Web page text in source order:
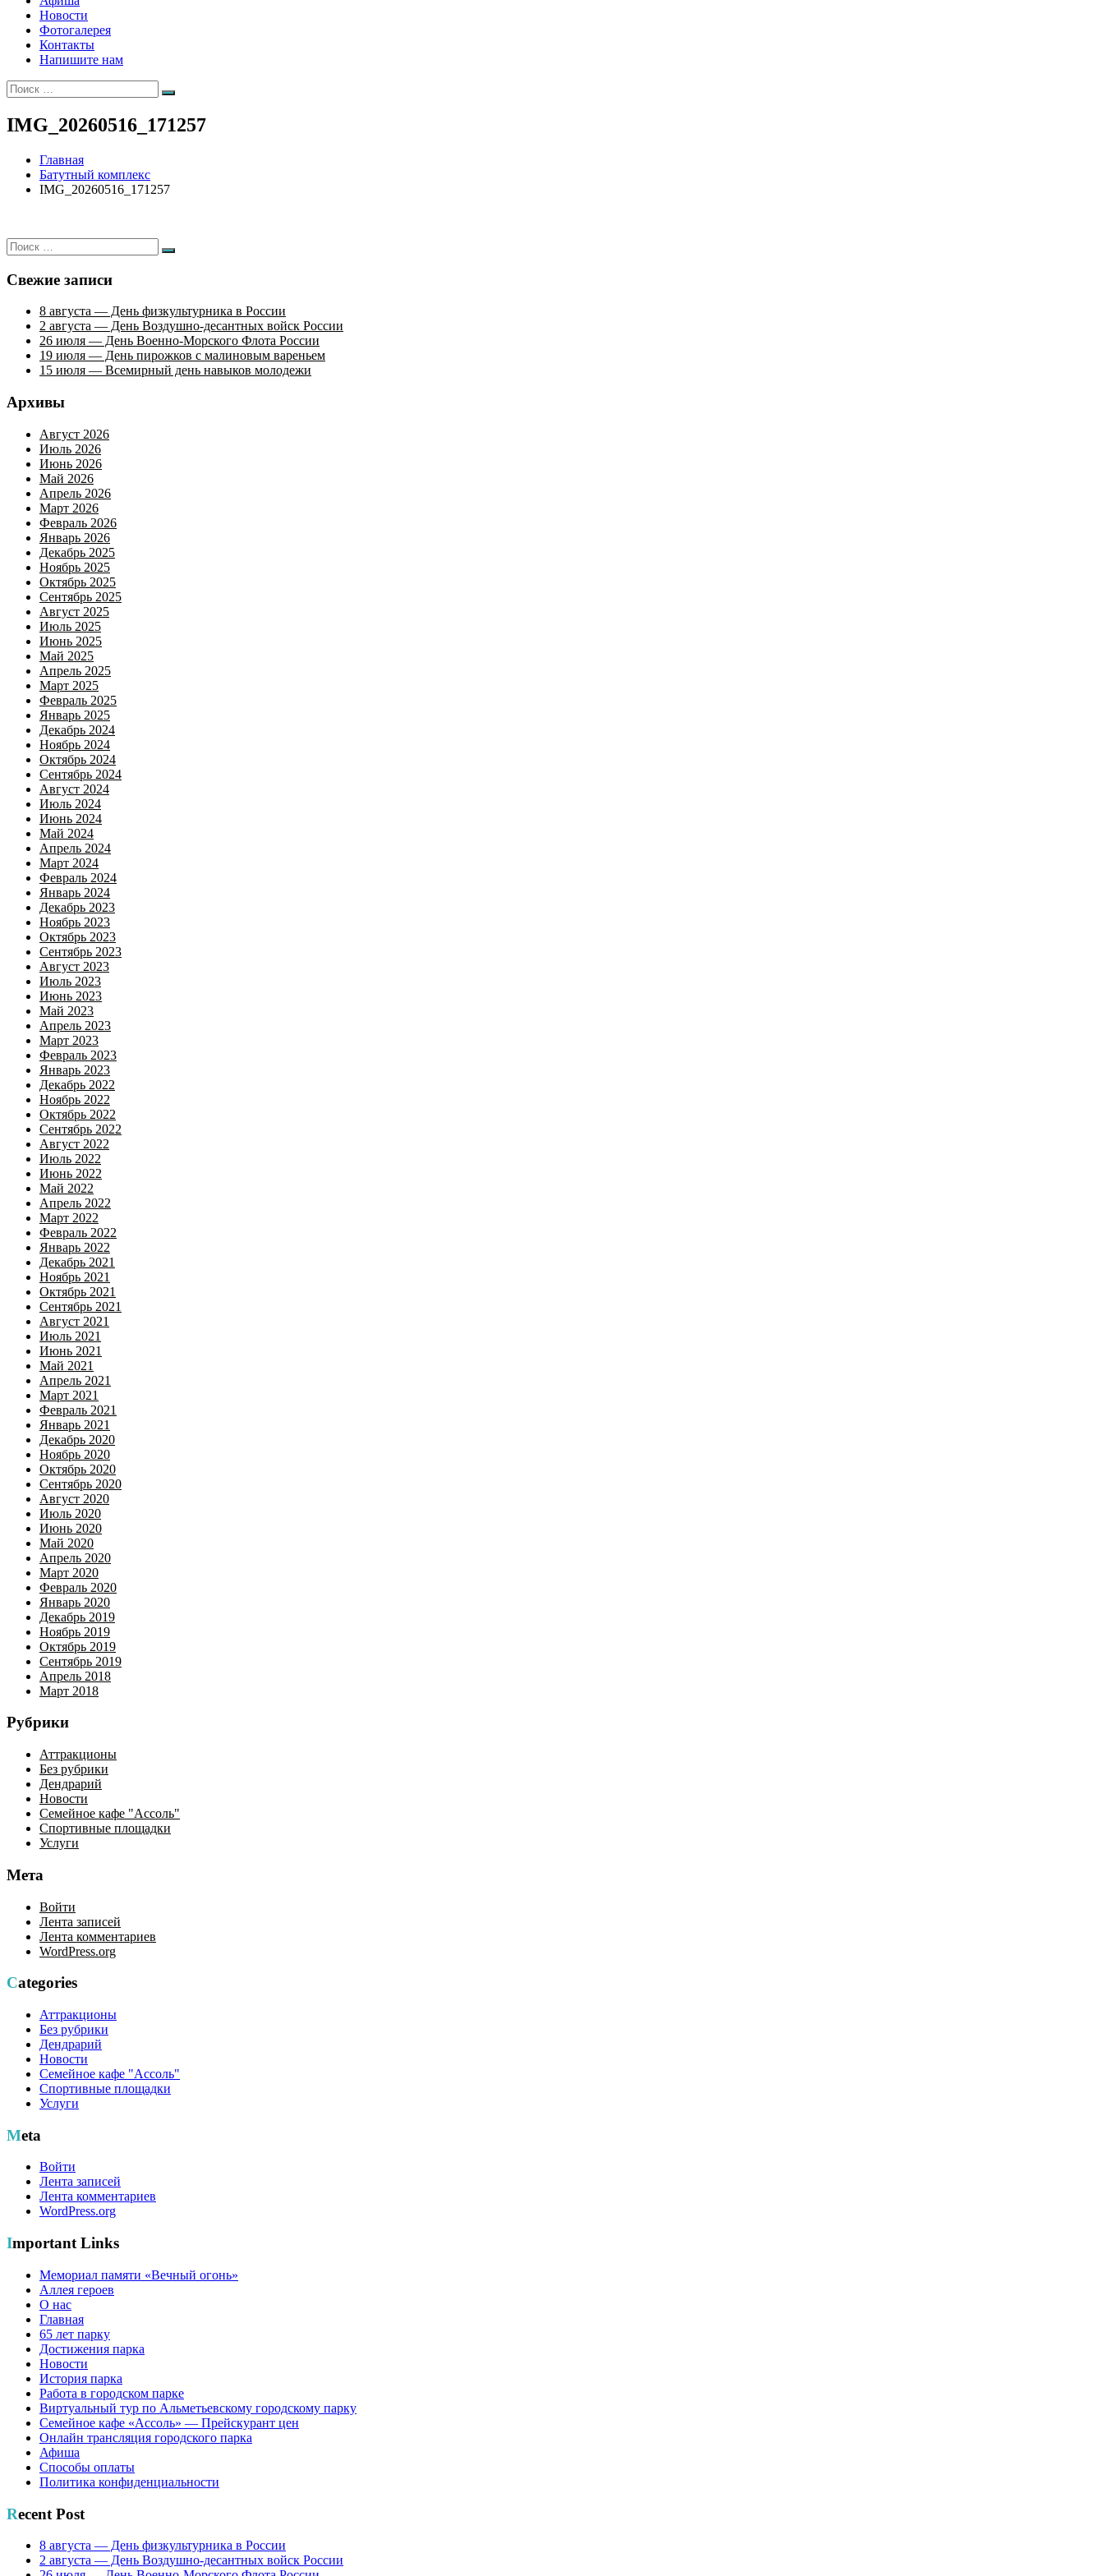
Новости
Фотогалерея
Контакты
Напишите нам
Искать:
Поиск
IMG_20260516_171257
Главная
Батутный комплекс
IMG_20260516_171257
Искать:
Поиск
Свежие записи
8 августа — День физкультурника в России
2 августа — День Воздушно-десантных войск России
26 июля — День Военно-Морского Флота России
19 июля — День пирожков с малиновым вареньем
15 июля — Всемирный день навыков молодежи
Архивы
Август 2026
Июль 2026
Июнь 2026
Май 2026
Апрель 2026
Март 2026
Февраль 2026
Январь 2026
Декабрь 2025
Ноябрь 2025
Октябрь 2025
Сентябрь 2025
Август 2025
Июль 2025
Июнь 2025
Май 2025
Апрель 2025
Март 2025
Февраль 2025
Январь 2025
Декабрь 2024
Ноябрь 2024
Октябрь 2024
Сентябрь 2024
Август 2024
Июль 2024
Июнь 2024
Май 2024
Апрель 2024
Март 2024
Февраль 2024
Январь 2024
Декабрь 2023
Ноябрь 2023
Октябрь 2023
Сентябрь 2023
Август 2023
Июль 2023
Июнь 2023
Май 2023
Апрель 2023
Март 2023
Февраль 2023
Январь 2023
Декабрь 2022
Ноябрь 2022
Октябрь 2022
Сентябрь 2022
Август 2022
Июль 2022
Июнь 2022
Май 2022
Апрель 2022
Март 2022
Февраль 2022
Январь 2022
Декабрь 2021
Ноябрь 2021
Октябрь 2021
Сентябрь 2021
Август 2021
Июль 2021
Июнь 2021
Май 2021
Апрель 2021
Март 2021
Февраль 2021
Январь 2021
Декабрь 2020
Ноябрь 2020
Октябрь 2020
Сентябрь 2020
Август 2020
Июль 2020
Июнь 2020
Май 2020
Апрель 2020
Март 2020
Февраль 2020
Январь 2020
Декабрь 2019
Ноябрь 2019
Октябрь 2019
Сентябрь 2019
Апрель 2018
Март 2018
Рубрики
Аттракционы
Без рубрики
Дендрарий
Новости
Семейное кафе "Ассоль"
Спортивные площадки
Услуги
Мета
Войти
Лента записей
Лента комментариев
WordPress.org
Categories
Аттракционы
Без рубрики
Дендрарий
Новости
Семейное кафе "Ассоль"
Спортивные площадки
Услуги
Meta
Войти
Лента записей
Лента комментариев
WordPress.org
Important Links
Мемориал памяти «Вечный огонь»
Аллея героев
О нас
Главная
65 лет парку
Достижения парка
Новости
История парка
Работа в городском парке
Виртуальный тур по Альметьевскому городскому парку
Семейное кафе «Ассоль» — Прейскурант цен
Онлайн трансляция городского парка
Афиша
Способы оплаты
Политика конфиденциальности
Recent Post
8 августа — День физкультурника в России
2 августа — День Воздушно-десантных войск России